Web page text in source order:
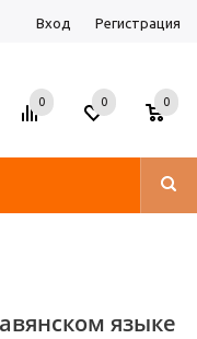
Вход Регистрация
0 0 0
языке